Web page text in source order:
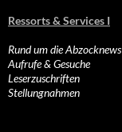
Ressorts & Services I
Rund um die Abzocknews
Aufrufe & Gesuche
Leserzuschriften
Stellungnahmen